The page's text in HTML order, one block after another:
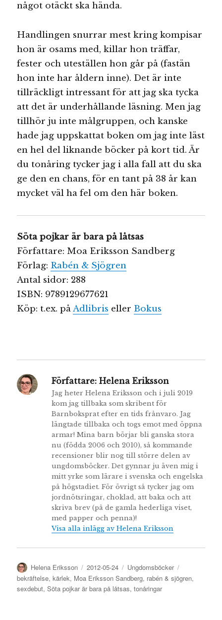
något otäckt ska hända.
Handlingen snurrar mest kring kompisar
hon är osams med, killar hon träffar,
fester och uteställen hon går på (fastän
hon inte har åldern inne). Det är inte
tillräckligt intressant för att jag ska tycka
att det är underhållande läsning. Men jag
tillhör ju inte målgruppen, och kanske
hade jag uppskattat boken om jag inte läst
en hel del liknande böcker på kort tid. Är
du tonåring tycker jag i alla fall att du ska
ge den en chans, för en tant på 38 år kan
mycket väl ha fel om den här boken.
Söta pojkar är bara på låtsas
Författare: Moa Eriksson Sandberg
Förlag: Rabén & Sjögren
Antal sidor: 288
ISBN: 9789129677621
Köp: t.ex. påAdlibris eller Bokus
Författare: Helena Eriksson
Jag heter Helena Eriksson och i juli 2019
kom jag tillbaka som skribent för
Barnboksprat efter en tids frånvaro. Jag
längtade tillbaka och togs emot med öppna
armar! Mina barn börjar bli ganska stora
nu (födda 2006 och 2010), så kommande
recensioner blir nog till större delen av
ungdomsböcker. Det gynnar ju även mig i
mitt yrke som lärare i svenska och engelska
på högstadiet. För övrigt så tycker jag om
jordnötsringar, choklad, att baka och att
skriva brev (på de gamla hederliga viset,
med papper och penna)!
Visa alla inlägg av Helena Eriksson
Författare
Helena Eriksson
Publicerat
den
2012-05-24 Kategorier
Ungdomsböcker
bekräftelse,kärlek, Moa Eriksson Sandberg, rabén & sjögren,
sexdebut,Söta pojkar är bara på låtsas,tonåringar